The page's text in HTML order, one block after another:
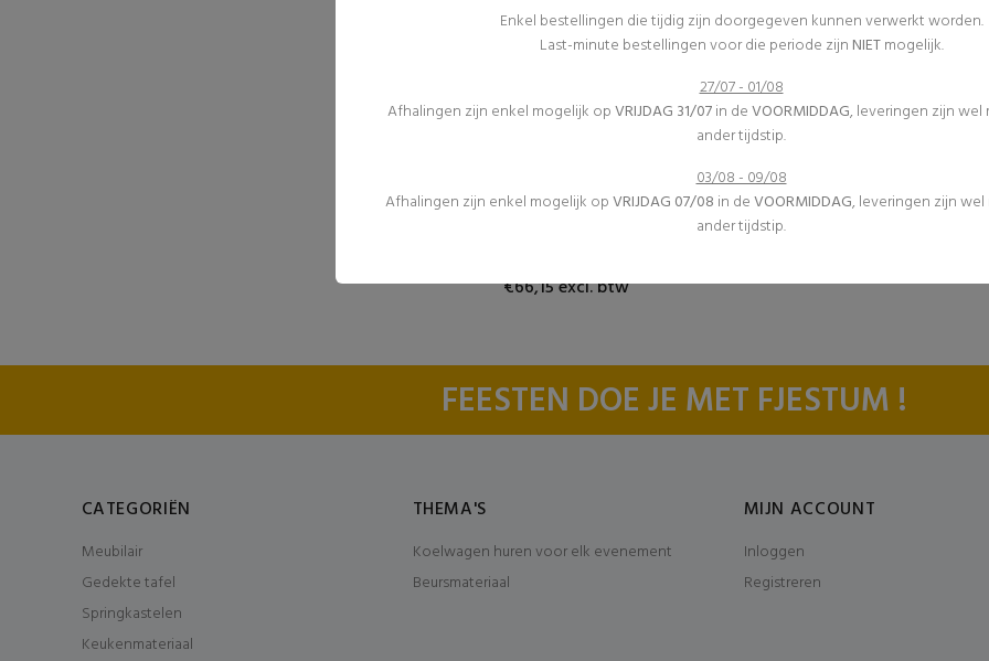
Verwarming
€66,15 excl. btw
FEESTEN DOE JE MET FJESTUM !
CATEGORIËN
Meubilair
Gedekte tafel
Springkastelen
Keukenmateriaal
THEMA'S
Koelwagen huren voor elk evenement
Beursmateriaal
MIJN ACCOUNT
Inloggen
Registreren
Enkel bestellingen die tijdig zijn doorgegeven kunnen verwerkt worden.
Last-minute bestellingen voor die periode zijn NIETmogelijk.
27/07 - 01/08
Afhalingen zijn enkel mogelijk opVRIJDAG 31/07in deVOORMIDDAG, leveringen zijn
ander tijdstip.
03/08 - 09/08
Afhalingen zijn enkel mogelijk opVRIJDAG 07/08 in deVOORMIDDAG, leveringen zijn
ander tijdstip.